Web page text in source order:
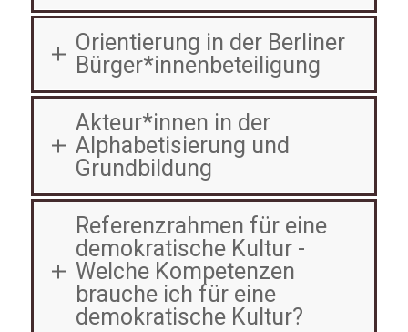
Orientierung in der Berliner
Bürger*innenbeteiligung
Akteur*innen in der
Alphabetisierung und
Grundbildung
Referenzrahmen für eine
demokratische Kultur -
Welche Kompetenzen
brauche ich für eine
demokratische Kultur?